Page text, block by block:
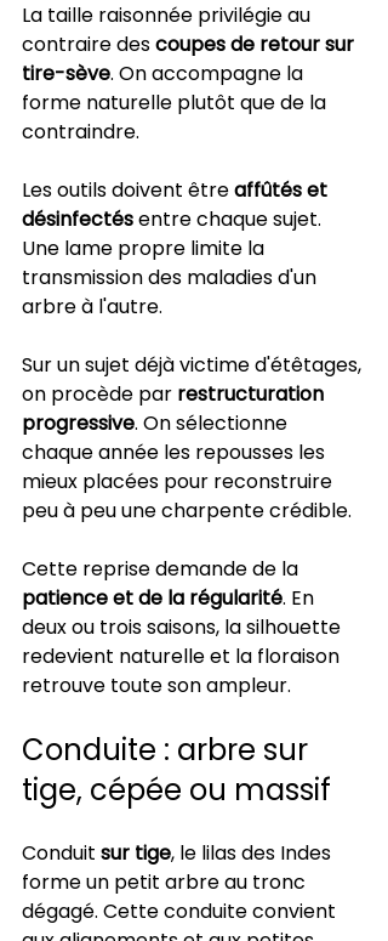
La taille raisonnée privilégie au
contraire des coupes de retour sur
tire-sève. On accompagne la
forme naturelle plutôt que de la
contraindre.
Les outils doivent être affûtés et
désinfectés entre chaque sujet.
Une lame propre limite la
transmission des maladies d'un
arbre à l'autre.
Sur un sujet déjà victime d'étêtages,
on procède par restructuration
progressive. On sélectionne
chaque année les repousses les
mieux placées pour reconstruire
peu à peu une charpente crédible.
Cette reprise demande de la
patience et de la régularité. En
deux ou trois saisons, la silhouette
redevient naturelle et la floraison
retrouve toute son ampleur.
Conduite : arbre sur
tige, cépée ou massif
Conduit sur tige, le lilas des Indes
forme un petit arbre au tronc
dégagé. Cette conduite convient